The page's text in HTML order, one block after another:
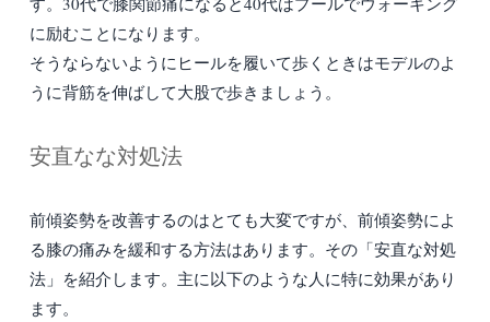
に励むことになります。
そうならないようにヒールを履いて歩くときはモデルのよ
うに背筋を伸ばして大股で歩きましょう。
安直なな対処法
前傾姿勢を改善するのはとても大変ですが、前傾姿勢によ
る膝の痛みを緩和する方法はあります。その「安直な対処
法」を紹介します。主に以下のような人に特に効果があり
ます。